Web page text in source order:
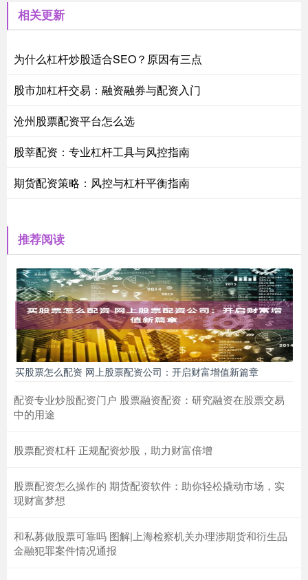
相关更新
为什么杠杆炒股适合SEO？原因有三点
股市加杠杆交易：融资融券与配资入门
沧州股票配资平台怎么选
股莘配资：专业杠杆工具与风控指南
期货配资策略：风控与杠杆平衡指南
推荐阅读
买股票怎么配资 网上股票配资公司：开启财富增值新篇章
配资专业炒股配资门户 股票融资配资：研究融资在股票交易
中的用途
股票配资杠杆 正规配资炒股，助力财富倍增
股票配资怎么操作的 期货配资软件：助你轻松撬动市场，实
现财富梦想
和私募做股票可靠吗 图解|上海检察机关办理涉期货和衍生品
金融犯罪案件情况通报